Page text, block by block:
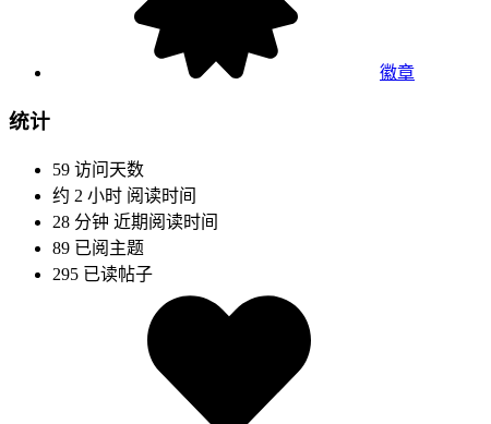
徽章
统计
59 访问天数
约 2 小时 阅读时间
28 分钟 近期阅读时间
89 已阅主题
295 已读帖子